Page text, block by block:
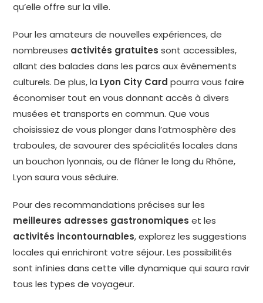
qu’elle offre sur la ville.
Pour les amateurs de nouvelles expériences, de
nombreuses activités gratuites sont accessibles,
allant des balades dans les parcs aux événements
culturels. De plus, la Lyon City Card pourra vous faire
économiser tout en vous donnant accès à divers
musées et transports en commun. Que vous
choisissiez de vous plonger dans l’atmosphère des
traboules, de savourer des spécialités locales dans
un bouchon lyonnais, ou de flâner le long du Rhône,
Lyon saura vous séduire.
Pour des recommandations précises sur les
meilleures adresses gastronomiques et les
activités incontournables, explorez les suggestions
locales qui enrichiront votre séjour. Les possibilités
sont infinies dans cette ville dynamique qui saura ravir
tous les types de voyageur.